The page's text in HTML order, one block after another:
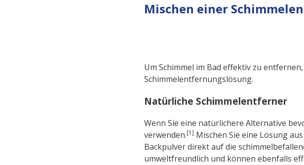
Mischen einer
Um Schimmel im Bad effektiv zu
Schimmelentfernungslösung.
Natürliche Schimmelentferner
Wenn Sie eine natürlichere Alternative
verwenden.[1] Mischen Sie eine Lösung
Backpulver direkt auf die
umweltfreundlich und können ebenfalls